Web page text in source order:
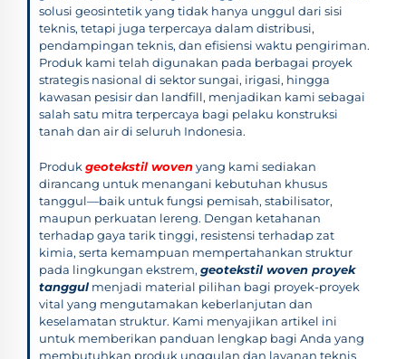
solusi geosintetik yang tidak hanya unggul dari sisi
teknis, tetapi juga terpercaya dalam distribusi,
pendampingan teknis, dan efisiensi waktu pengiriman.
Produk kami telah digunakan pada berbagai proyek
strategis nasional di sektor sungai, irigasi, hingga
kawasan pesisir dan landfill, menjadikan kami sebagai
salah satu mitra terpercaya bagi pelaku konstruksi
tanah dan air di seluruh Indonesia.
Produk geotekstil wovenyang kami sediakan
dirancang untuk menangani kebutuhan khusus
tanggul—baik untuk fungsi pemisah, stabilisator,
maupun perkuatan lereng. Dengan ketahanan
terhadap gaya tarik tinggi, resistensi terhadap zat
kimia, serta kemampuan mempertahankan struktur
pada lingkungan ekstrem, geotekstil woven proyek
tanggul menjadi material pilihan bagi proyek-proyek
vital yang mengutamakan keberlanjutan dan
keselamatan struktur. Kami menyajikan artikel ini
untuk memberikan panduan lengkap bagi Anda yang
membutuhkan produk unggulan dan layanan teknis